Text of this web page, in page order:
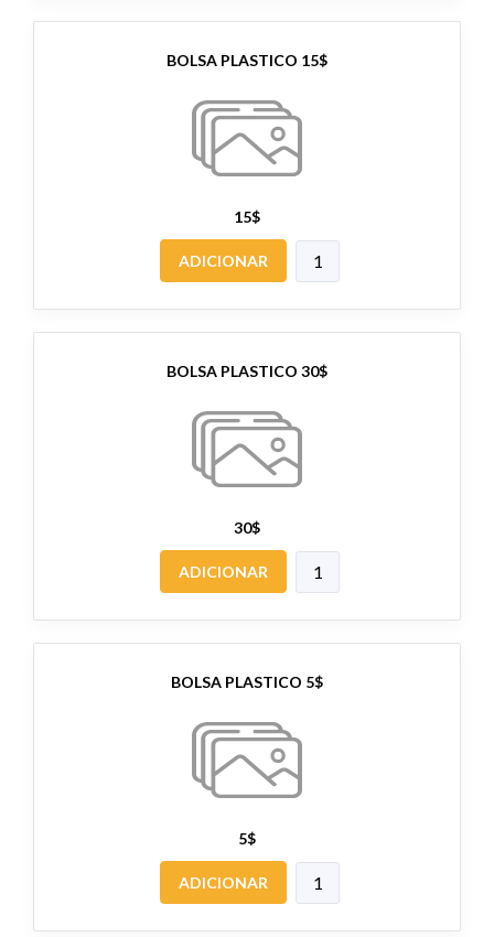
BOLSA PLASTICO 15$
15$
ADICIONAR
BOLSA PLASTICO 30$
30$
ADICIONAR
BOLSA PLASTICO 5$
5$
ADICIONAR